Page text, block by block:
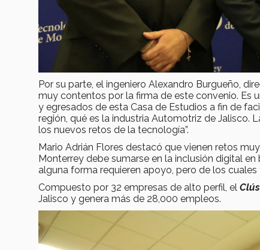
Por su parte, el ingeniero Alexandro Burgueño,
muy contentos por la firma de este convenio. Es
y egresados de esta Casa de Estudios a fin de
región, qué es la industria Automotriz de
los nuevos retos de la tecnología”.
Mario Adrián Flores destacó que vienen retos
Monterrey debe sumarse en la inclusión digital
alguna forma requieren apoyo, pero de los
Compuesto por 32 empresas de alto perfil, el
Jalisco y genera más de 28,000 empleos.